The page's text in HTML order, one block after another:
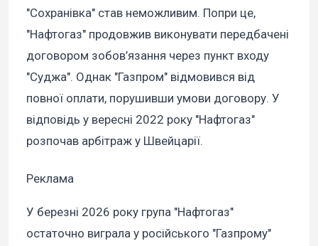
"Сохранівка" став неможливим. Попри це,
"Нафтогаз" продовжив виконувати передбачені
договором зобов’язання через пункт входу
"Суджа". Однак "Газпром" відмовився від
повної оплати, порушивши умови договору. У
відповідь у вересні 2022 року "Нафтогаз"
розпочав арбітраж у Швейцарії.
Реклама
У березні 2026 року група "Нафтогаз"
остаточно виграла у російського "Газпрому"